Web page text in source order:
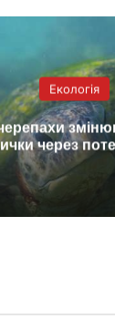
Екологія
через